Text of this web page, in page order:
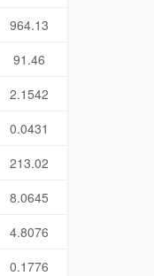
964.13
91.46
2.1542
0.0431
213.02
8.0645
4.8076
0.1776